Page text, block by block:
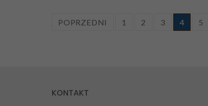
STRONICOWANIE
POPRZEDNI 1 2 3 4 5
KONTAKT